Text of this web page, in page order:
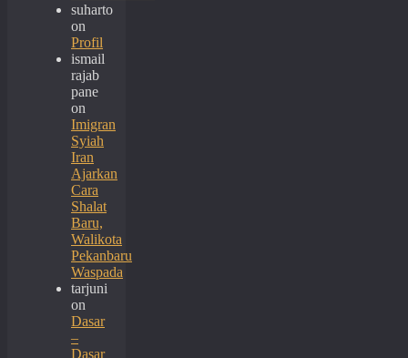
suharto
on
Profil
ismail
rajab
pane
on
Imigran
Syiah
Iran
Ajarkan
Cara
Shalat
Baru,
Walikota
Pekanbaru
Waspada
tarjuni
on
Dasar
–
Dasar